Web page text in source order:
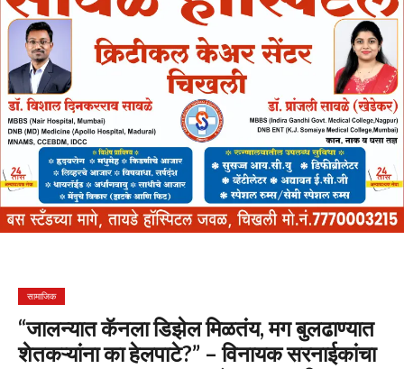
सामाजिक
“जालन्यात कॅनला डिझेल मिळतंय, मग बुलढाण्यात
शेतकऱ्यांना का हेलपाटे?” – विनायक सरनाईकांचा